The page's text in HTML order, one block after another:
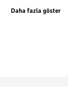
Daha fazla göster